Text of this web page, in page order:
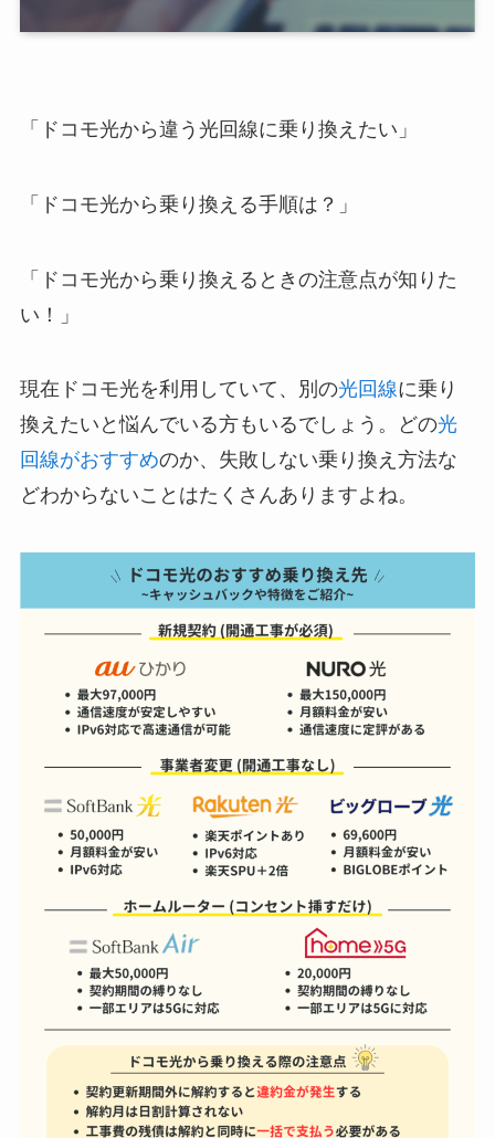
「ドコモ光から違う光回線に乗り換えたい」
「ドコモ光から乗り換える手順は？」
「ドコモ光から乗り換えるときの注意点が知りた
い！」
現在ドコモ光を利用していて、別の光回線に乗り
換えたいと悩んでいる方もいるでしょう。どの光
回線がおすすめのか、失敗しない乗り換え方法な
どわからないことはたくさんありますよね。